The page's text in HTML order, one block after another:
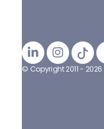
© Copyright 2011 - 2026